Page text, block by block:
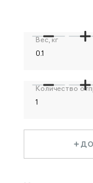
Вес, кг
Количество